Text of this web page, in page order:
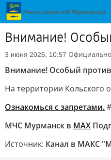
Внимание!
3 июня 2026, 10:57 Официально
Внимание! Особый
На территории Кольского
Ознакомься с запретами.
МЧС Мурманск в МАХ
Источник: Канал в МАКС